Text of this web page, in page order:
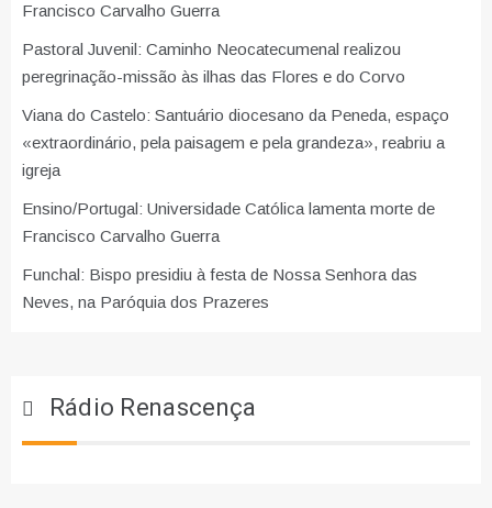
Francisco Carvalho Guerra
Pastoral Juvenil: Caminho Neocatecumenal realizou
peregrinação-missão às ilhas das Flores e do Corvo
Viana do Castelo: Santuário diocesano da Peneda, espaço
«extraordinário, pela paisagem e pela grandeza», reabriu a
igreja
Ensino/Portugal: Universidade Católica lamenta morte de
Francisco Carvalho Guerra
Funchal: Bispo presidiu à festa de Nossa Senhora das
Neves, na Paróquia dos Prazeres
Rádio Renascença